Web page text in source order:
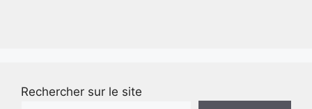
Rechercher sur le site